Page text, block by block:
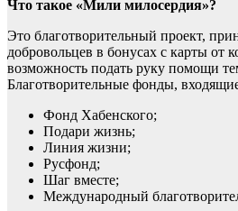
Что такое «Мили милосердия»?
Это благотворительный проект,
добровольцев в бонусах с карты от
возможность подать руку помощи
Благотворительные фонды,
Фонд Хабенского;
Подари жизнь;
Линия жизни;
Русфонд;
Шаг вместе;
Международный